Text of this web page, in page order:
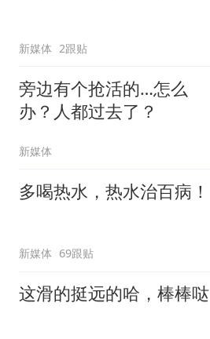
新媒体 2跟贴
旁边有个抢活的…怎么
办？人都过去了？
新媒体
多喝热水，热水治百病！
新媒体 69跟贴
这滑的挺远的哈，棒棒哒